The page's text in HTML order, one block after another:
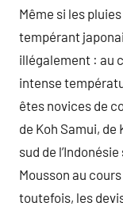
Même si les
tempérant
illégalement : au
intense
êtes novices de
de Koh Samui, de
sud de
Mousson au
toutefois, les